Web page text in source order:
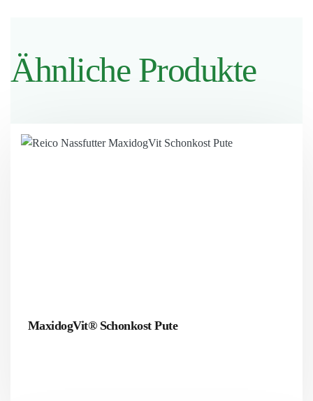
Ähnliche Produkte
MaxidogVit® Schonkost Pute